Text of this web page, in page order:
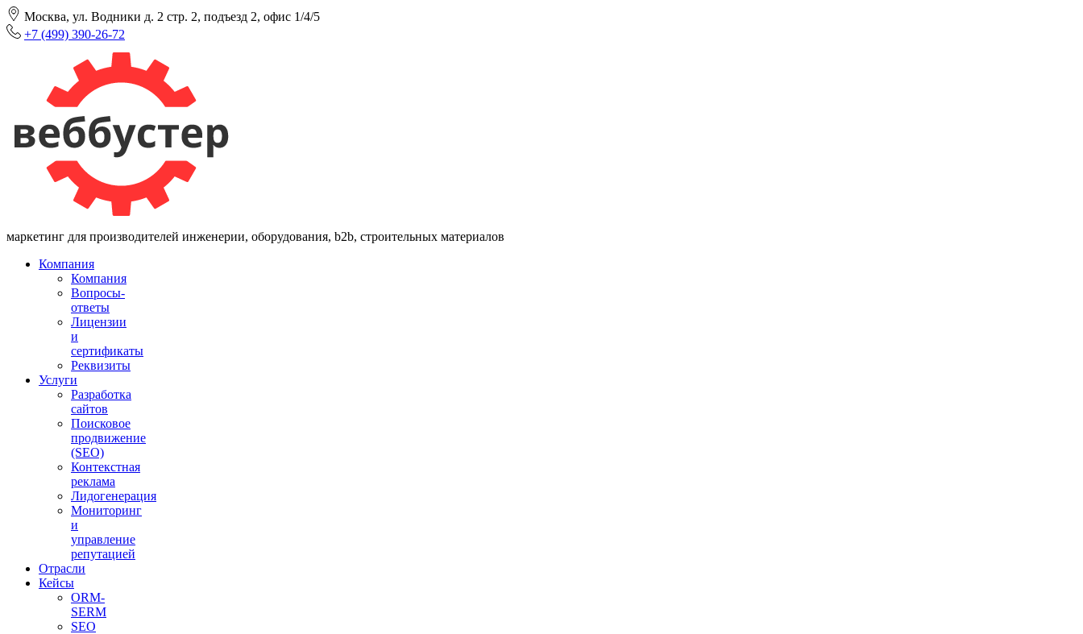
Москва, ул. Водники д. 2 стр. 2, подъезд 2, офис 1/4/5
+7 (499) 390-26-72
маркетинг для производителей инженерии, оборудования, b2b, строительных материалов
Компания
Компания
Вопросы-
ответы
Лицензии
и
сертификаты
Реквизиты
Услуги
Разработка
сайтов
Поисковое
продвижение
(SEO)
Контекстная
реклама
Лидогенерация
Мониторинг
и
управление
репутацией
Отрасли
Кейсы
ORM-
SERM
SEO